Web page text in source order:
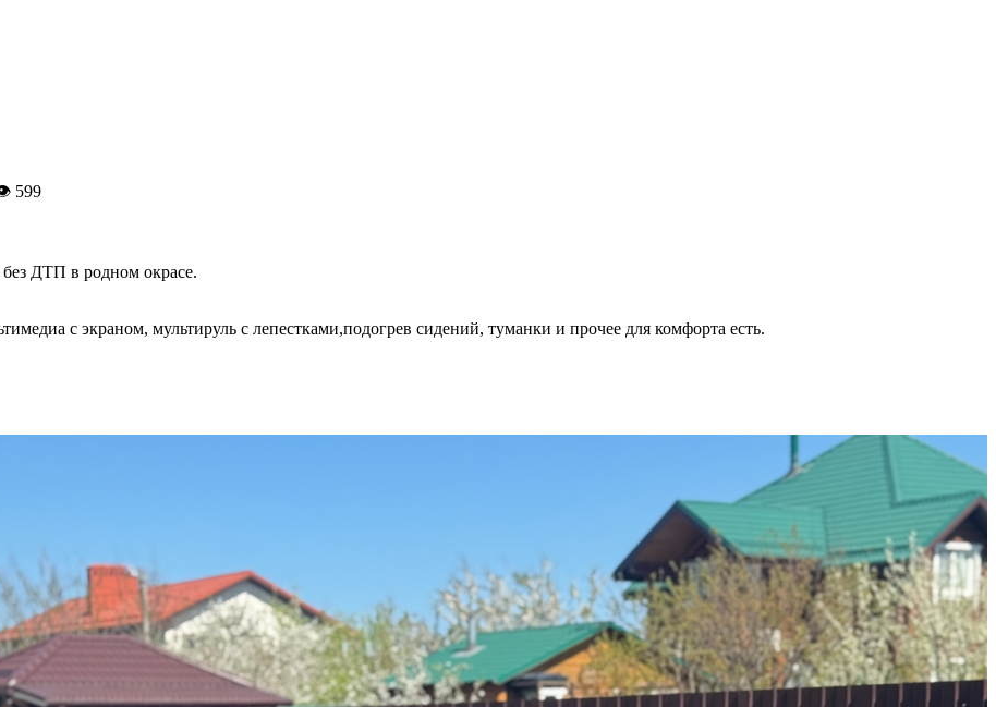
599
ДТП в родном окрасе.
с экраном, мультируль с лепестками,подогрев сидений, туманки и прочее для комфорта есть.